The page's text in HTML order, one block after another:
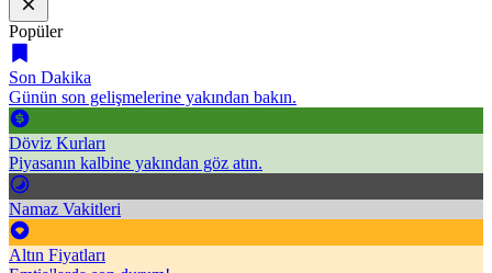
Popüler
Son Dakika
Günün son gelişmelerine yakından bakın.
Döviz Kurları
Piyasanın kalbine yakından göz atın.
Namaz Vakitleri
Altın Fiyatları